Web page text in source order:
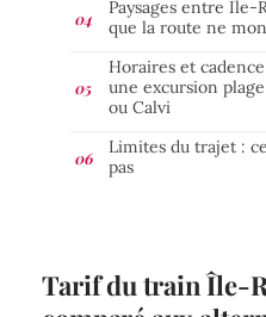
Paysages entre Île-
que la route ne
Horaires et
une excursion
ou Calvi
Limites du trajet :
pas
Tarif du train Île-